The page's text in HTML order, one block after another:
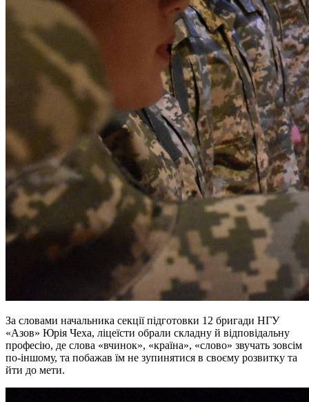
За словами начальника секції підготовки 12 бригади НГУ
«Азов» Юрія Чеха, ліцеїсти обрали складну й відповідальну
професію, де слова «вчинок», «країна», «слово» звучать зовсім
по-іншому, та побажав їм не зупинятися в своєму розвитку та
йти до мети.